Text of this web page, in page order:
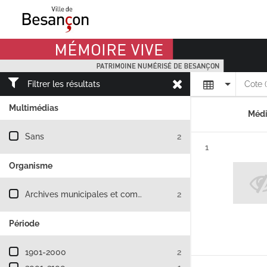
Mémoire Vive patrimoine numérisé de Besançon
Filtrer les résultats
Multimédias
Filtre les résultats par : Multimédias
Sans 2
Organisme
Filtre les résultats par : Organisme
Archives municipales et communautaires de Besançon
2
Période
Filtre les résultats par : Période
1901-2000
2
Affichage
Cote
Résultat n°
1